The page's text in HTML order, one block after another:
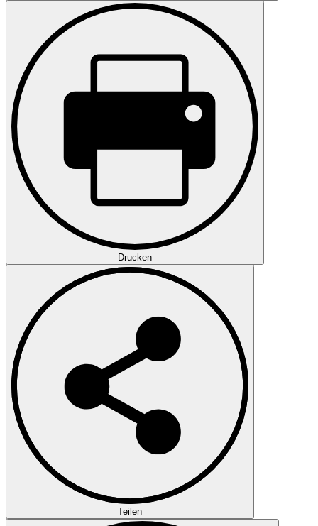
Drucken
Teilen